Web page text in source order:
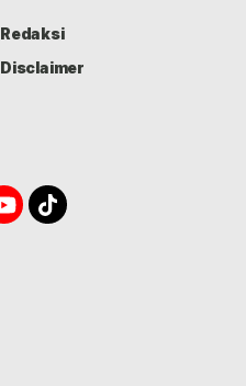
Redaksi
Disclaimer